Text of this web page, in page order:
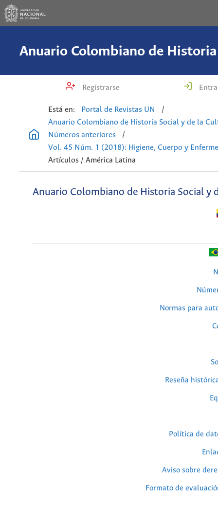
Registrarse
Está en: Portal de Revistas UN
/
Anuario Colombiano de Historia Social y de la
Números anteriores
/
Vol. 45 Núm. 1 (2018): Higiene, Cuerpo y
Artículos / América Latina
Anuario Colombiano de Historia Social y
Normas para
Reseña
Política de
Aviso sobre
Formato de